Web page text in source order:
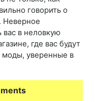
говорить о
Неверное
в неловкую
где вас будут
моды, уверенные в